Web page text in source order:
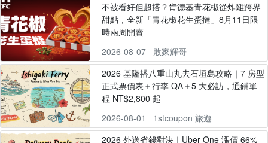
不被看好但超搭？肯德基青花椒從炸雞跨界
甜點，全新「青花椒花生蛋撻」8月11日限
時兩周開賣
2026-08-07
敗家輝哥
2026 基隆搭八重山丸去石垣島攻略｜7 房型
正式票價表＋行李 QA＋5 大必訪，通鋪單
程 NT$2,800 起
2026-08-01
1stcoupon 旅遊
2026 外送省錢對決｜Uber One 漲價 66%